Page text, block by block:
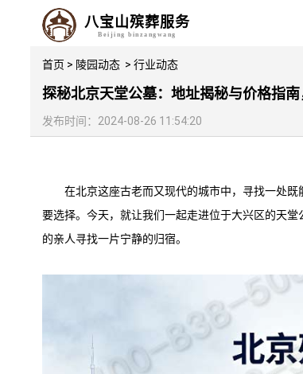
八宝山殡葬服务
Beijing binzangwang
首页 > 陵园动态 > 行业动态
探秘北京天堂公墓：地址揭秘与价格指
发布时间：2024-08-26 11:54:20
在北京这座古老而又现代的城市中，寻找一处
要选择。今天，就让我们一起走进位于大兴区的天堂
的亲人寻找一片宁静的归宿。